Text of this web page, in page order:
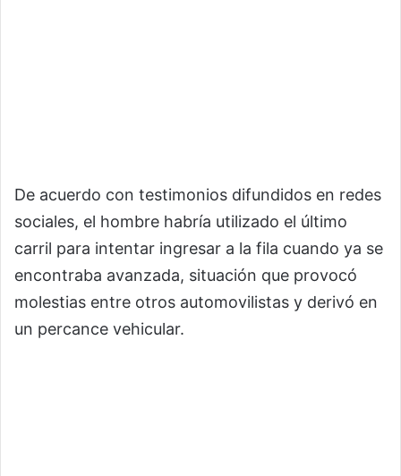
De acuerdo con testimonios difundidos en redes
sociales, el hombre habría utilizado el último
carril para intentar ingresar a la fila cuando ya se
encontraba avanzada, situación que provocó
molestias entre otros automovilistas y derivó en
un percance vehicular.